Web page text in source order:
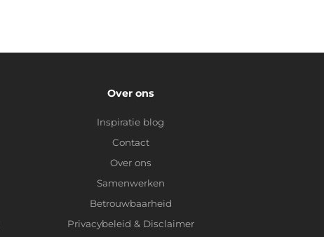
Over ons
Inspiratie blog
Contact
Over ons
Samenwerken
Betrouwbaarheid
Privacybeleid & Disclaimer